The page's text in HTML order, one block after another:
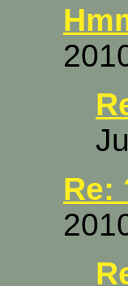
Re: